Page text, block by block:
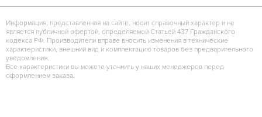
Информация, представленная на сайте, носит справочный характер и не
является публичной офертой, определяемой Статьей 437 Гражданского
кодекса РФ. Производители вправе вносить изменения в технические
характеристики, внешний вид и комплектацию товаров без предварительного
уведомления.
Все характеристики вы можете уточнить у наших менеджеров перед
оформлением заказа.